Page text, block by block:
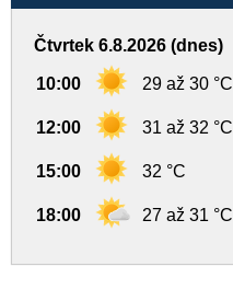
Čtvrtek 6.8.2026 (dnes)
10:00 29 až 30 °C
12:00 31 až 32 °C
15:00 32 °C
18:00 27 až 31 °C